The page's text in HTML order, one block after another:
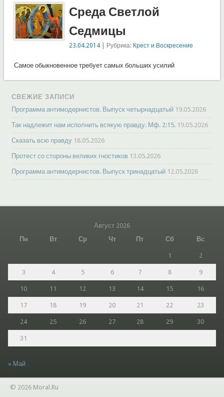
Среда Светлой
Седмицы
23.04.2014 | Рубрика: Крест и Воскресение
Самое обыкновенное требует самых больших усилий
СВЕЖИЕ ЗАПИСИ
Программа антимодернистов. Выпуск четырнадцатый 19.05.2026
Так надлежит нам исполнить всякую правду. Мф. 2:15. 19.05.2026
Сказать всю правду 18.05.2026
Протест со стороны великих гностиков 13.05.2026
Программа антимодернистов. Выпуск тринадцатый 12.05.2026
Август 2026
Пн
Вт Ср Чт Пт Сб Вс
1 2
3 4 5 6 7 8 9
10 11 12 13 14 15 16
17 18 19 20 21 22 23
24 25 26 27 28 29 30
31
« Май
© 2026 Moral.Ru